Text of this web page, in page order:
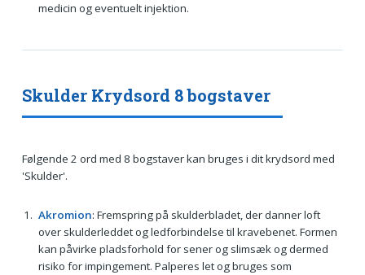
medicin og eventuelt injektion.
Skulder Krydsord 8 bogstaver
Følgende 2 ord med 8 bogstaver kan bruges i dit krydsord med
'Skulder'.
Akromion: Fremspring på skulderbladet, der danner loft
over skulderleddet og ledforbindelse til kravebenet. Formen
kan påvirke pladsforhold for sener og slimsæk og dermed
risiko for impingement. Palperes let og bruges som